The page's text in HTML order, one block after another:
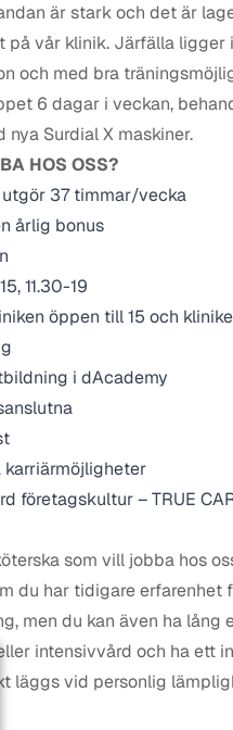
är stark och det är
på vår klinik. Järfälla ligger
och med bra
6 dagar i veckan,
nya Surdial X maskiner.
HOS OSS?
37 timmar/vecka
årlig bonus
11.30-19
öppen till 15 och
i dAcademy
karriärmöjligheter
företagskultur – TRUE
som vill jobba hos
du har tidigare erfarenhet
men du kan även ha lång
intensivvård och ha ett
läggs vid personlig